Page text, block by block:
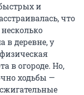
и
что
в деревне, у
в огороде. Но,
ходьбы —